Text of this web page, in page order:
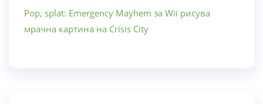
Pop, splat: Emergency Mayhem за Wii рисува
мрачна картина на Crisis City